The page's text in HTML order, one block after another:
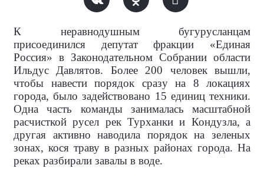
К неравнодушным бугурусланцам
присоединился депутат фракции «Единая
Россия» в Законодательном Собрании области
Ильдус Давлятов. Более 200 человек вышли,
чтобы навести порядок сразу на 8 локациях
города, было задействовано 15 единиц техники.
Одна часть команды занималась масштабной
расчисткой русел рек Турханки и Кондузла, а
другая активно наводила порядок на зеленых
зонах, кося траву в разных районах города. На
реках разбирали завалы в воде.